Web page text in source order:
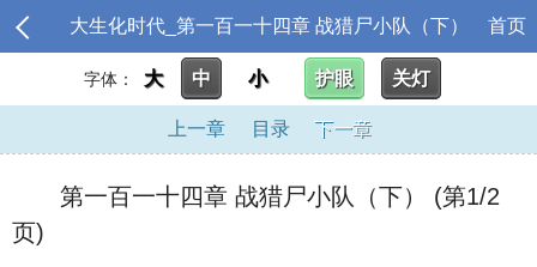
大生化时代_第一百一十四章 战猎尸小队（下） 首页
字体： 大 中 小 护眼 关灯
上一章 目录 下一章
第一百一十四章 战猎尸小队（下） (第1/2
页)